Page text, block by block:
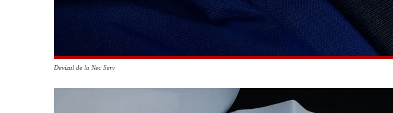
Devizul de la Nec Serv